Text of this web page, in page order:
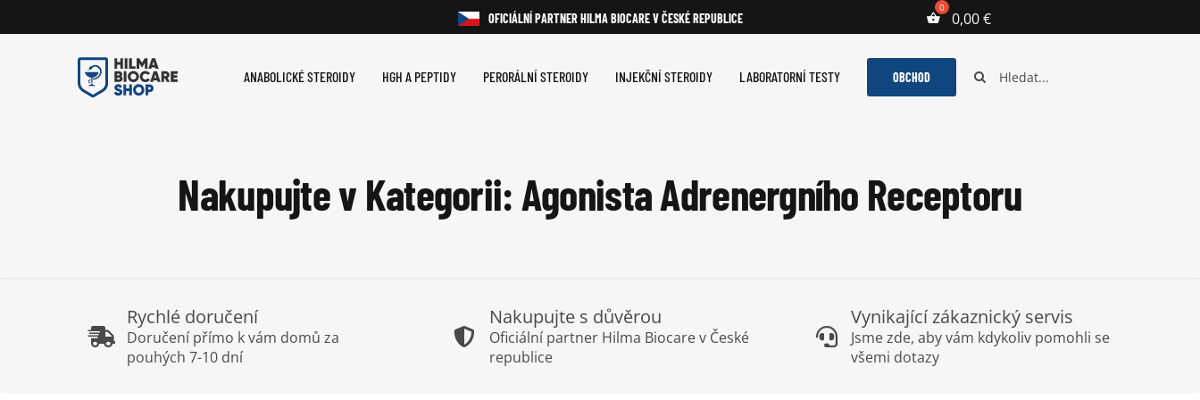
OFICIÁLNÍ PARTNER HILMA BIOCARE V ČESKÉ REPUBLICE 0,00€
ANABOLICKÉ STEROIDY HGH A PEPTIDY PERORÁLNÍ STEROIDY INJEKČNÍ STEROIDY LABORATORNÍ TESTY OBCHOD Hledat:
Nakupujte v Kategorii: Agonista Adrenergního Receptoru
Rychlé doručení
Doručení přímo k vám domů za
pouhých 7-10 dní
Nakupujte s důvěrou
Oficiální partner Hilma Biocare v České
republice
Vynikající zákaznický servis
Jsme zde, aby vám kdykoliv pomohli se
všemi dotazy